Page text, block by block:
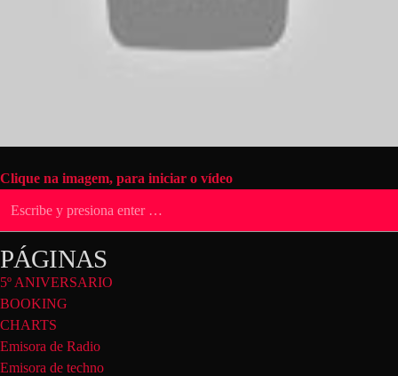
Clique na imagem, para iniciar o vídeo
PÁGINAS
5º ANIVERSARIO
BOOKING
CHARTS
Emisora de Radio
Emisora de techno